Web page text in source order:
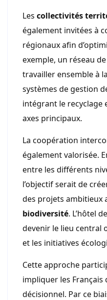
Les collectivités
également invitées à
régionaux afin
exemple, un réseau
travailler ensemble à
systèmes de gestion
intégrant le recyclage
axes principaux.
La coopération
également valorisée.
entre les différents
l’objectif serait de
des projets ambitieux
biodiversité. L’hôtel
devenir le lieu central
et les initiatives
Cette approche
impliquer les Français
décisionnel. Par ce